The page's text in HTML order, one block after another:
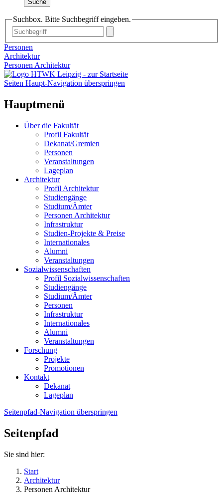
Suche
Suchbox. Bitte Suchbegriff eingeben.
Personen
Architektur
Personen Architektur
Seiten Haupt-Navigation überspringen
Hauptmenü
Über die Fakultät
Profil Fakultät
Dekanat/Gremien
Personen
Veranstaltungen
Lageplan
Architektur
Profil Architektur
Studiengänge
Studium/Ämter
Personen Architektur
Infrastruktur
Studien-Projekte & Preise
Internationales
Alumni
Veranstaltungen
Sozialwissenschaften
Profil Sozialwissenschaften
Studiengänge
Studium/Ämter
Personen
Infrastruktur
Internationales
Alumni
Veranstaltungen
Forschung
Projekte
Promotionen
Kontakt
Dekanat
Lageplan
Seitenpfad-Navigation überspringen
Seitenpfad
Sie sind hier:
Start
Architektur
Personen Architektur